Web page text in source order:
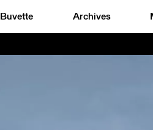
Buvette Archives